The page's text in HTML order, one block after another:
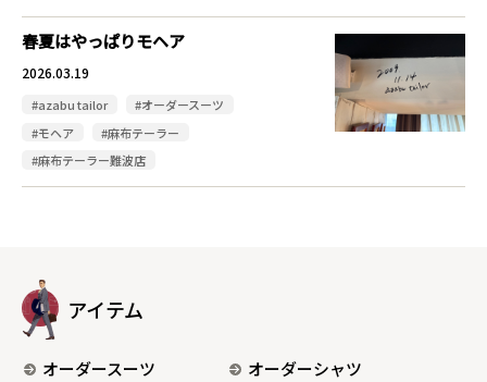
春夏はやっぱりモヘア
2026.03.19
#azabu tailor
#オーダースーツ
#モヘア
#麻布テーラー
#麻布テーラー難波店
アイテム
オーダースーツ
オーダーシャツ